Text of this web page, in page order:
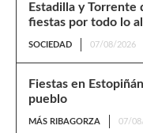
Estadilla y Torrente
fiestas por todo lo
SOCIEDAD 07/08/2026
Fiestas en
pueblo
MÁS RIBAGORZA 07/